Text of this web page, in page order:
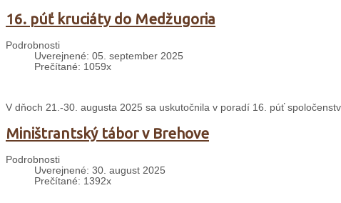
16. púť kruciáty do Medžugoria
Podrobnosti
Uverejnené: 05. september 2025
Prečítané: 1059x
V dňoch 21.-30. augusta 2025 sa uskutočnila v poradí 16. púť
Miništrantský tábor v Brehove
Podrobnosti
Uverejnené: 30. august 2025
Prečítané: 1392x